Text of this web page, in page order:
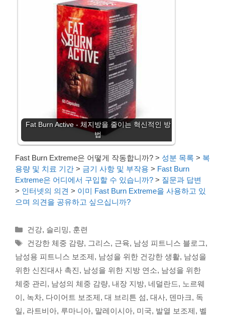
Fat Burn Active - 체지방을 줄이는 혁신적인 방
법
Fast Burn Extreme은 어떻게 작동합니까? > 성분 목록 > 복
용량 및 치료 기간 > 금기 사항 및 부작용 > Fast Burn
Extreme은 어디에서 구입할 수 있습니까? > 질문과 답변
> 인터넷의 의견 > 이미 Fast Burn Extreme을 사용하고 있
으며 의견을 공유하고 싶으십니까?
Categories
건강, 슬리밍, 훈련
Tags
건강한 체중 감량, 그리스, 근육, 남성 피트니스 블로그,
남성용 피트니스 보조제, 남성을 위한 건강한 생활, 남성을
위한 신진대사 촉진, 남성을 위한 지방 연소, 남성을 위한
체중 관리, 남성의 체중 감량, 내장 지방, 네덜란드, 노르웨
이, 녹차, 다이어트 보조제, 대 브리튼 섬, 대사, 덴마크, 독
일, 라트비아, 루마니아, 말레이시아, 미국, 발열 보조제, 벨